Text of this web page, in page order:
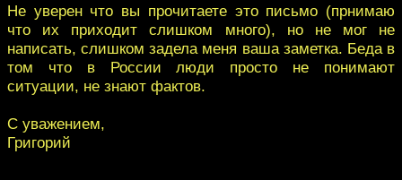
Не уверен что вы прочитаете это письмо (прнимаю
что их приходит слишком много), но не мог не
написать, слишком задела меня ваша заметка. Беда в
том что в России люди просто не понимают
ситуации, не знают фактов.
С уважением,
Григорий